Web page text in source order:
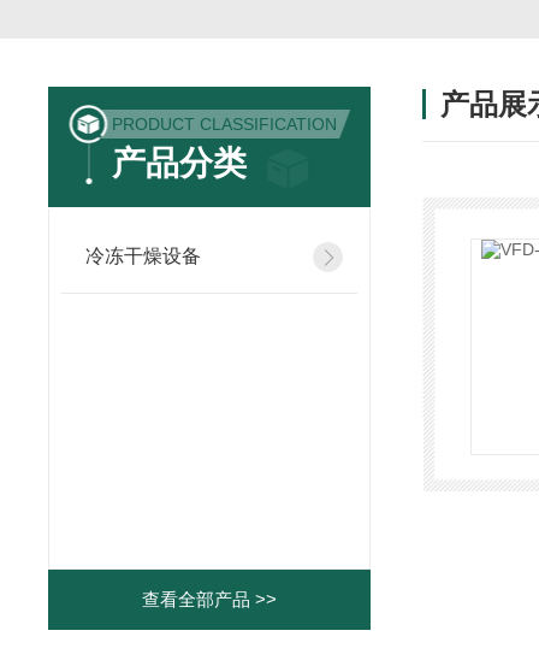
PRODUCT CLASSIFICATION
产品分类
冷冻干燥设备
查看全部产品 >>
产品展